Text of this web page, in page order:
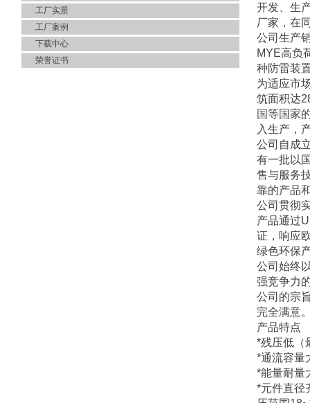
工厂实景
工厂案例
下载中心
荣誉证书
开发、生
厂家，在
公司生产
MYE高负
种防雷装
为适应市
筑面积达
国等国家
入生产，
公司自成
有一批以
售与服务
靠的产品
公司贯彻
产品通过
证，响应
绿色环保
公司始终
强竞争力
公司的宗
完全满意
产品特点
*残压低（
*通流容量
*能量耐量
*元件直径